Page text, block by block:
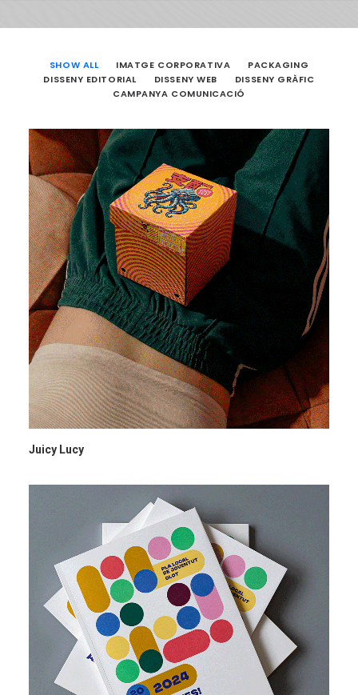
SHOW ALL IMATGE CORPORATIVA
PACKAGING
DISSENY EDITORIAL
DISSENY WEB
DISSENY GRÀFIC
CAMPANYA COMUNICACIÓ
Juicy Lucy